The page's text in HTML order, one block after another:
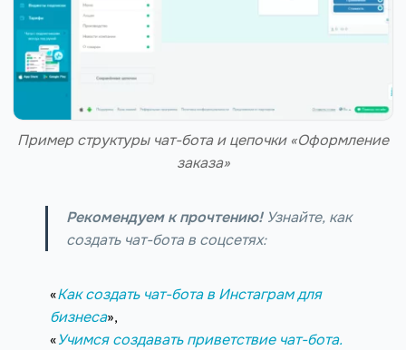
Пример структуры чат-бота и цепочки «Оформление
заказа»
Рекомендуем к прочтению! Узнайте, как
создать чат-бота в соцсетях:
«Как создать чат-бота в Инстаграм для
бизнеса»,
«Учимся создавать приветствие чат-бота.